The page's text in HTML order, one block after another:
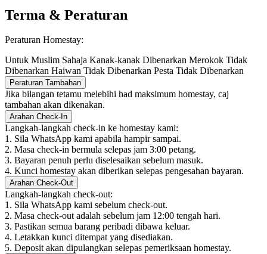
Terma & Peraturan
Peraturan Homestay:
Untuk Muslim Sahaja Kanak-kanak Dibenarkan Merokok Tidak
Dibenarkan Haiwan Tidak Dibenarkan Pesta Tidak Dibenarkan
Peraturan Tambahan
Jika bilangan tetamu melebihi had maksimum homestay, caj
tambahan akan dikenakan.
Arahan Check-In
Langkah-langkah check-in ke homestay kami:
1. Sila WhatsApp kami apabila hampir sampai.
2. Masa check-in bermula selepas jam 3:00 petang.
3. Bayaran penuh perlu diselesaikan sebelum masuk.
4. Kunci homestay akan diberikan selepas pengesahan bayaran.
Arahan Check-Out
Langkah-langkah check-out:
1. Sila WhatsApp kami sebelum check-out.
2. Masa check-out adalah sebelum jam 12:00 tengah hari.
3. Pastikan semua barang peribadi dibawa keluar.
4. Letakkan kunci ditempat yang disediakan.
5. Deposit akan dipulangkan selepas pemeriksaan homestay.